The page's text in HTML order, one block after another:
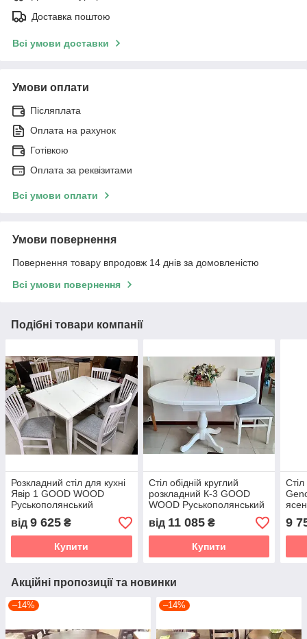
Доставка поштою
Всі умови доставки
Умови оплати
Післяплата
Оплата на рахунок
Готівкою
Оплата за реквізитами
Всі умови оплати
Умови повернення
Повернення товару впродовж 14 днів за домовленістю
Всі умови повернення
Подібні товари компанії
Розкладний стіл для кухні
Явір 1 GOOD WOOD
Руськополянський
Меблевий Комбінат Явір
від 9 625 ₴
Купити
Стіл обідній круглий
розкладний К-3 GOOD
WOOD Руськополянський
Меблевий Комбінат Явір
від 11 085₴
Купити
9
Акційні пропозиції та новинки
–14% –14%